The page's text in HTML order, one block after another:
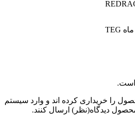
است.
را خریداری کرده اند و وارد سیستم
محصول دیدگاه(نظر) ارسال کنند.